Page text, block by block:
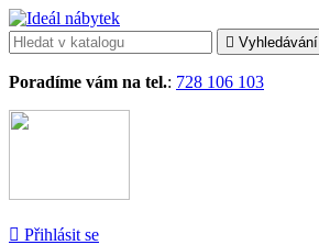
 Vyhledávání
Poradíme vám na tel.: 728 106 103
 Přihlásit se